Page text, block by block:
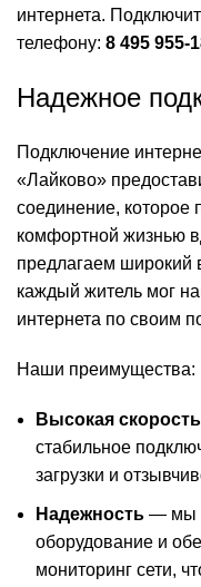
интернета.
телефону: 8 495 955-
Надежное
Подключение
«Лайково»
соединение, которое
комфортной жизнью
предлагаем
каждый житель мог
интернета по своим
Наши преимущества:
Высокая скорость
стабильное
загрузки и
Надежность — мы
оборудование и
мониторинг сети,